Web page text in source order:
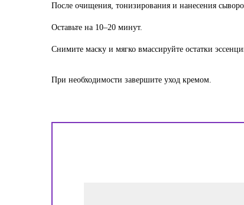
После очищения, тонизирования и нанесения
Оставьте на 10–20 минут.
Снимите маску и мягко вмассируйте остатки
При необходимости завершите уход кремом.